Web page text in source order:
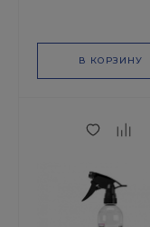
В КОРЗИНУ